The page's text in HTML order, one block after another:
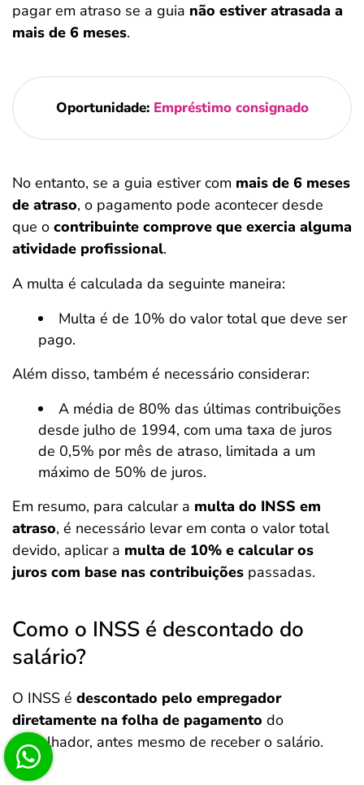
pagar em atraso se a guia não estiver atrasada a
mais de 6 meses.
Oportunidade: Empréstimo consignado
No entanto, se a guia estiver com mais de 6 meses
de atraso, o pagamento pode acontecer desde
que o contribuinte comprove que exercia alguma
atividade profissional.
A multa é calculada da seguinte maneira:
Multa é de 10% do valor total que deve ser
pago.
Além disso, também é necessário considerar:
A média de 80% das últimas contribuições
desde julho de 1994, com uma taxa de juros
de 0,5% por mês de atraso, limitada a um
máximo de 50% de juros.
Em resumo, para calcular a multa do INSS em
atraso, é necessário levar em conta o valor total
devido, aplicar a multa de 10% e calcular os
juros com base nas contribuições passadas.
Como o INSS é descontado do
salário?
O INSS é descontado pelo empregador
diretamente na folha de pagamento do
trabalhador, antes mesmo de receber o salário.